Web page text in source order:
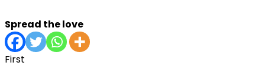
Spread the love
First